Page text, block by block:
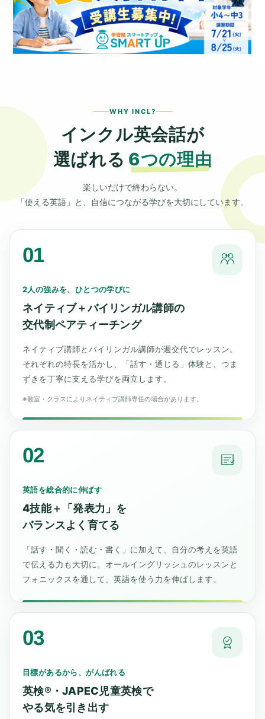
WHY INCL?
インクル英会話が
選ばれる 6つの理由
楽しいだけで終わらない。
「使える英語」と、自信につながる学びを大切にしています。
01
2人の強みを、ひとつの学びに
ネイティブ＋バイリンガル講師の
交代制ペアティーチング
ネイティブ講師とバイリンガル講師が週交代でレッスン。
それぞれの特長を活かし、「話す・通じる」体験と、つま
ずきを丁寧に支える学びを両立します。
※教室・クラスによりネイティブ講師専任の場合があります。
02
英語を総合的に伸ばす
4技能＋「発表力」を
バランスよく育てる
「話す・聞く・読む・書く」に加えて、自分の考えを英語
で伝える力も大切に。オールイングリッシュのレッスンと
フォニックスを通して、英語を使う力を伸ばします。
03
目標があるから、がんばれる
英検®・JAPEC児童英検で
やる気を引き出す